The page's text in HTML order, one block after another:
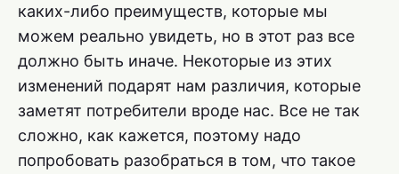
каких-либо преимуществ, которые мы
можем реально увидеть, но в этот раз все
должно быть иначе. Некоторые из этих
изменений подарят нам различия, которые
заметят потребители вроде нас. Все не так
сложно, как кажется, поэтому надо
попробовать разобраться в том, что такое